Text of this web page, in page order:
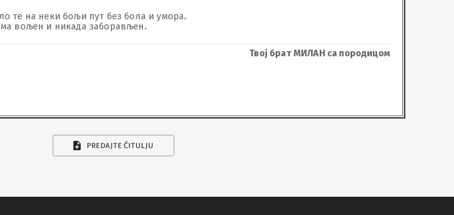
те на неки бољи пут без бола и умора.
вољен и никада заборављен.
Твој брат МИЛАН са породицом
PREDAJTE ČITULJU